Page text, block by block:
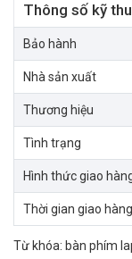
Thông số kỹ
Bảo hành
Nhà sản xuất
Thương hiệu
Tình trạng
Hình thức giao
Thời gian giao hàng
Từ khóa: bàn phím